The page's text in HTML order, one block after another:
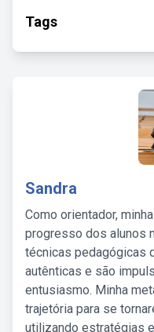
Tags
Sandra
Como orientador,
progresso dos alunos
técnicas pedagógicas
autênticas e são
entusiasmo. Minha
trajetória para se
utilizando estratégias